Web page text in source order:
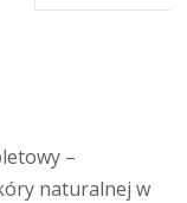
–
naturalnej w